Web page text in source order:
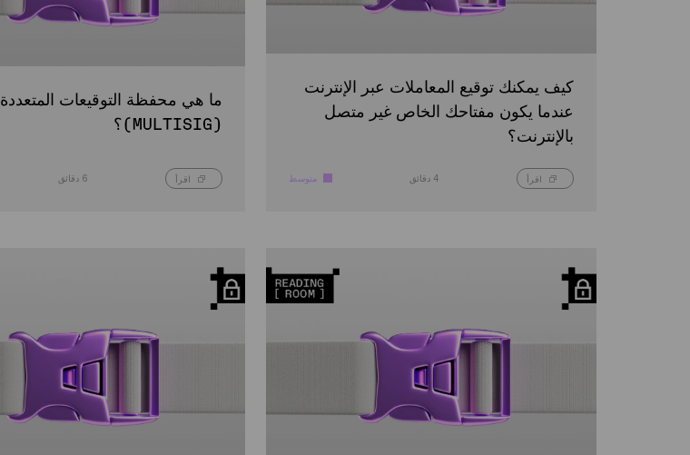
كيف يمكنك توقيع المعاملات عبر الإنترنت
عندما يكون مفتاحك الخاص غير متصل
بالإنترنت؟
اقرأ 4 دقائق متوسط
ما هي محفظة التوقيعات المتعددة
(MULTISIG)؟
اقرأ 6 دقائق